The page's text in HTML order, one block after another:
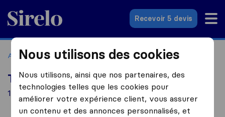
Sirelo.fr
Recevoir 5 devis
Accueil Déménageurs France Déménageurs Jarret
Top 10 déménageurs à Jarret
1 déménageurs trouvés à Jarret
Nous utilisons des cookies
Nous utilisons, ainsi que nos partenaires, des
technologies telles que les cookies pour
améliorer votre expérience client, vous assurer
un contenu et des annonces personnalisés, et